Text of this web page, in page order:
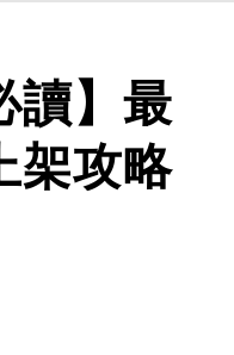
讀】最
架攻略